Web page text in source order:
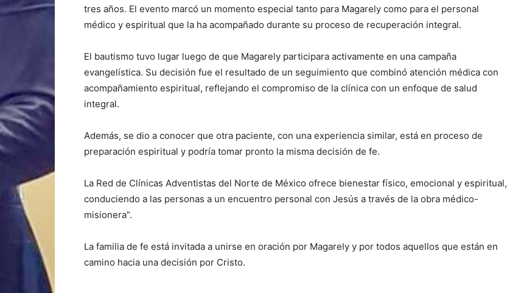
tres años. El evento marcó un momento especial tanto para Magarely como para el personal
médico y espiritual que la ha acompañado durante su proceso de recuperación integral.
El bautismo tuvo lugar luego de que Magarely participara activamente en una campaña
evangelística. Su decisión fue el resultado de un seguimiento que combinó atención médica con
acompañamiento espiritual, reflejando el compromiso de la clínica con un enfoque de salud
integral.
Además, se dio a conocer que otra paciente, con una experiencia similar, está en proceso de
preparación espiritual y podría tomar pronto la misma decisión de fe.
La Red de Clínicas Adventistas del Norte de México ofrece bienestar físico, emocional y espiritual,
conduciendo a las personas a un encuentro personal con Jesús a través de la obra médico-
misionera”.
La familia de fe está invitada a unirse en oración por Magarely y por todos aquellos que están en
camino hacia una decisión por Cristo.